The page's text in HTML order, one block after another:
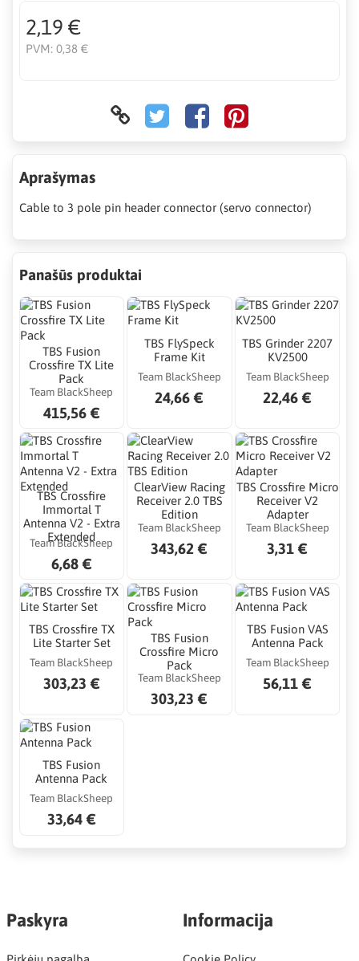
2,19 €
PVM: 0,38 €
Aprašymas
Cable to 3 pole pin header connector (servo connector)
Panašūs produktai
TBS Fusion
Crossfire TX Lite
Pack
Team BlackSheep
415,56 €
TBS FlySpeck
Frame Kit
Team BlackSheep
24,66 €
TBS Grinder 2207
KV2500
Team BlackSheep
22,46 €
TBS Crossfire
Immortal T
Antenna V2 - Extra
Extended
Team BlackSheep
6,68 €
ClearView Racing
Receiver 2.0 TBS
Edition
Team BlackSheep
343,62 €
TBS Crossfire Micro
Receiver V2
Adapter
Team BlackSheep
3,31 €
TBS Crossfire TX
Lite Starter Set
Team BlackSheep
303,23 €
TBS Fusion
Crossfire Micro
Pack
Team BlackSheep
303,23 €
TBS Fusion VAS
Antenna Pack
Team BlackSheep
56,11 €
TBS Fusion
Antenna Pack
Team BlackSheep
33,64 €
Paskyra Informacija